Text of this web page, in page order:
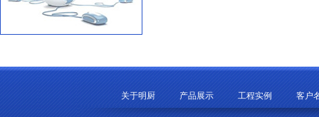
关于明厨 产品展示 工程实例 客户